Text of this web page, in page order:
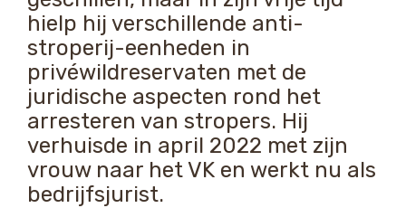
hielp hij verschillende anti-
stroperij-eenheden in
privéwildreservaten met de
juridische aspecten rond het
arresteren van stropers. Hij
verhuisde in april 2022 met zijn
vrouw naar het VK en werkt nu als
bedrijfsjurist.